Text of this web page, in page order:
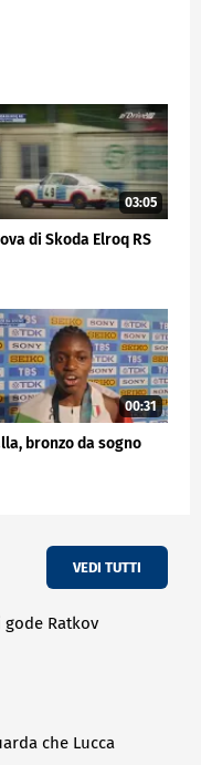
03:05
di Skoda Elroq RS
00:31
bronzo da sogno
VEDI TUTTI
gode Ratkov
che Lucca